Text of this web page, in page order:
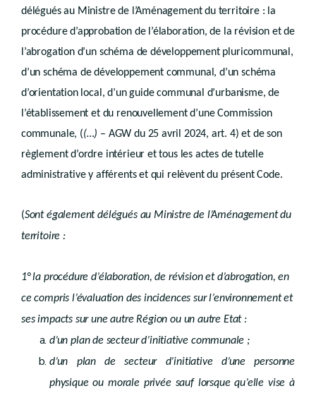
Art. R.I.12-3
Section 4
Maisons de l’urbanisme, Maison régionale de l'architecture et de l'urbanisme et - Maison des plus beaux villages de Wallonie
Art. R.I.12-4
Art. R.I.12-5
Section 5
Subventions pour le fonctionnement et la formation de la Commission communale et pour la formation de ses membres et du personnel communal concerné
Art. R.I.12-6
Section 6 Subventions relatives à l’engagement ou au maintien de l’engagement d’un ou de plusieurs conseillers en aménagement du territoire et urbanisme
Art. R.I.12-7
Section 7 Subvention relative à la Conférence permanente du développement territorial
Art. R.I.12-8
Chapitre 6
Art. R.I.13-1
Chapitre 7 Droit transitoire
Agréments
Livre II
Titre 1
schémas
Chapitre 1er
Schéma de développement du territoire
Section 1re Définition et contenu
Section 2
Procédure
Section 3
Révision
Chapitre 2 Schéma de développement pluricommunal
délégués au Ministre de l’Aménagement du territoire : la
procédure d’approbation de l’élaboration, de la révision et de
l’abrogation d’un schéma de développement pluricommunal,
d’un schéma de développement communal, d’un schéma
d’orientation local, d’un guide communal d’urbanisme, de
l’établissement et du renouvellement d’une Commission
communale, ((…) – AGW du 25 avril 2024, art. 4) et de son
règlement d’ordre intérieur et tous les actes de tutelle
administrative y afférents et qui relèvent du présent Code.
(Sont également délégués au Ministre de l’Aménagement du
territoire :
1° la procédure d’élaboration, de révision et d’abrogation, en
ce compris l’évaluation des incidences sur l’environnement et
ses impacts sur une autre Région ou un autre Etat :
d’un plan de secteur d’initiative communale ;
d’un plan de secteur d’initiative d’une personne
physique ou morale privée sauf lorsque qu’elle vise à